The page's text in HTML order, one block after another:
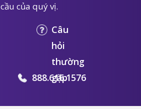
cầu của quý vị.
888.616.1576
Câu
hỏi
thường
gặp